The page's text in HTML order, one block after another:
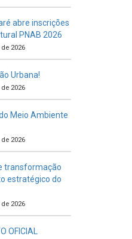
abre inscrições
PNAB 2026
2026
Urbana!
2026
Meio Ambiente
2026
transformação
estratégico do
2026
OFICIAL